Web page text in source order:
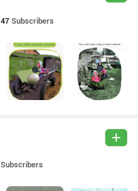
47 Subscribers
Subscribers